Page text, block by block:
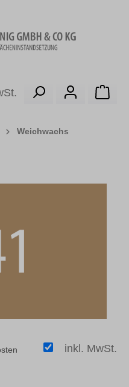
Weichwachs
inkl. MwSt.